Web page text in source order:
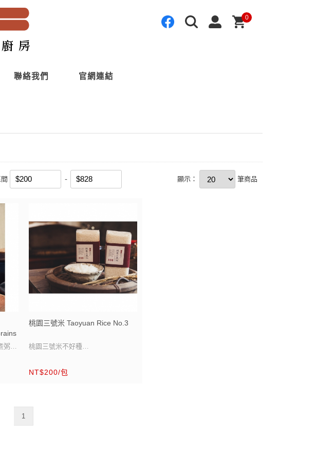
0
聯絡我們 官網連結
顯示： 筆商品
粥
美
桃園三號米 Taoyuan Rice No.3
桃園三號米不好種
130多個日昇日落
NT$200/包
1